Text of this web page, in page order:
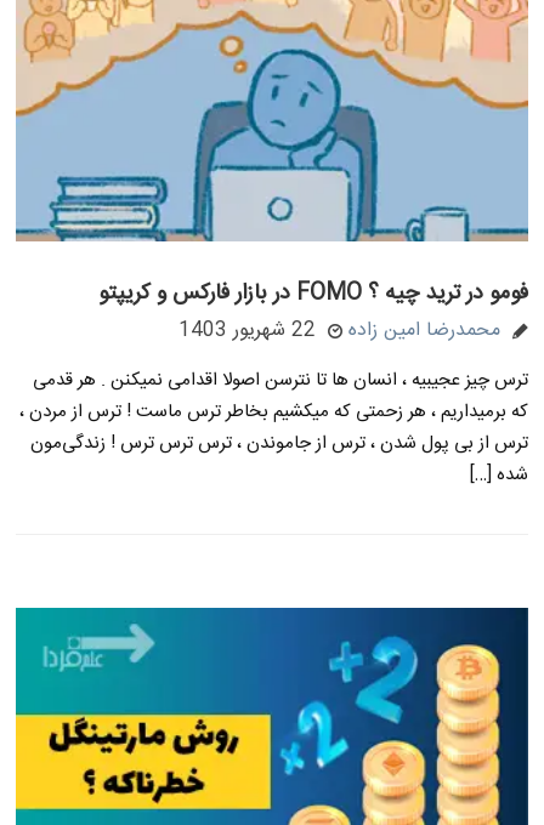
فومو در ترید چیه ؟ FOMO در بازار فارکس و کریپتو
محمدرضا امین زاده 22 شهریور 1403
ترس چیز عجیبیه ، انسان ها تا نترسن اصولا اقدامی نمیکنن . هر قدمی
که برمیداریم ، هر زحمتی که میکشیم بخاطر ترس ماست ! ترس از مردن ،
ترس از بی پول شدن ، ترس از جاموندن ، ترس ترس ترس ! زندگی‌مون
شده […]